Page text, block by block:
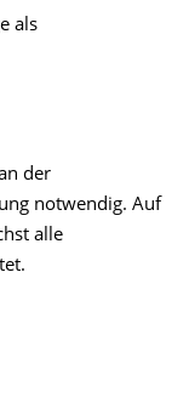
als
der
notwendig. Auf
alle